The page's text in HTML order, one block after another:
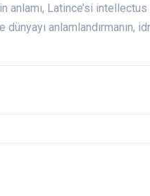
anlamı, Latince’si intellectus
anlamlandırmanın,